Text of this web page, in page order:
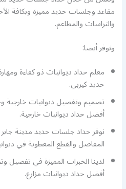
مقاعد وجلسات حديد مميزة وبكافة
والتراسات والمطاعم.
ونوفر أيضا:
معلم حداد ديوانيات ذو كفاءة
حديد كيربي.
تصميم وتفصيل ديوانيات خارجية
أفضل حداد ديوانيات خارجية.
نوفر حداد جلسات حديد مدينة
المفاصل والقطع المعطوبة في
لدينا الخبرات المميزة في تفصيل
أفضل حداد ديوانيات مزارع.